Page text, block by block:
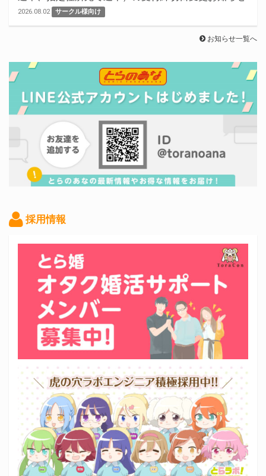
2026.08.02 サークル様向け
お知らせ一覧へ
採用情報